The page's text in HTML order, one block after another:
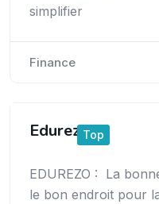
simplifier
Finance
EdurezoTop
EDUREZO : La
le bon endroit pour